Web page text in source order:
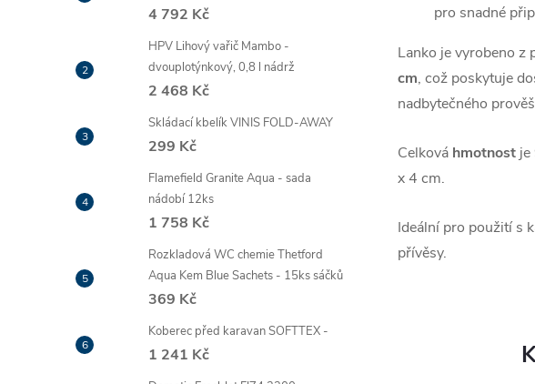
4 792 Kč
HPV Lihový vařič Mambo -
dvouplotýnkový, 0,8 l nádrž
2 468 Kč
Skládací kbelík VINIS FOLD-AWAY
299 Kč
Flamefield Granite Aqua - sada
nádobí 12ks
1 758 Kč
Rozkladová WC chemie Thetford
Aqua Kem Blue Sachets - 15ks sáčků
369 Kč
Koberec před karavan SOFTTEX -
1 241 Kč
pro snadné
Lanko je vyrobeno z
cm, což poskytuje
nadbytečného
Celková hmotnost je
x 4 cm.
Ideální pro použití s
přívěsy.